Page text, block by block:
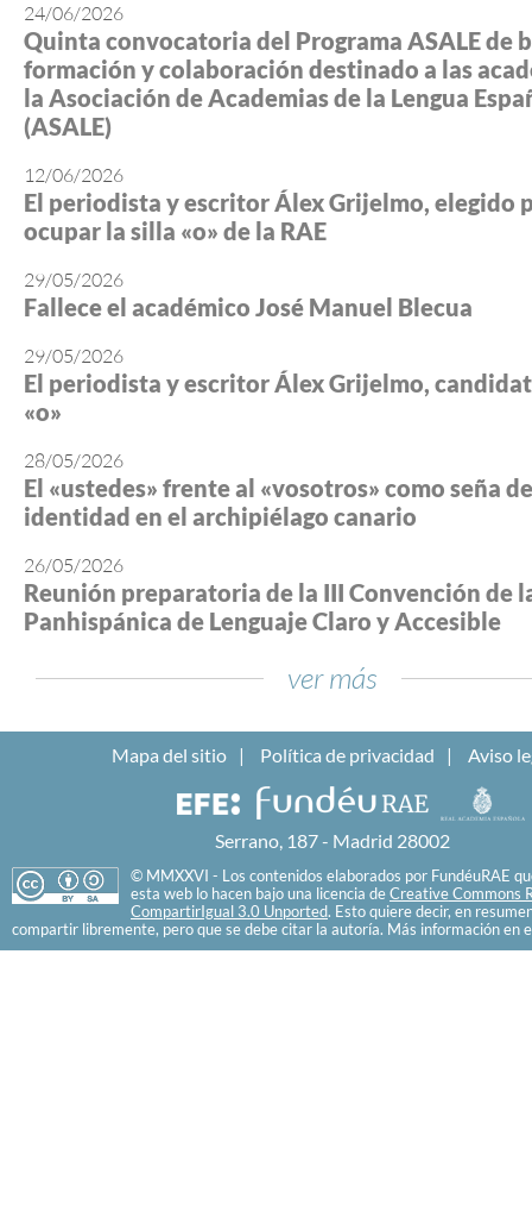
24/06/2026
Quinta convocatoria del Programa ASALE de
formación y colaboración destinado a las
la Asociación de Academias de la Lengua
(ASALE)
12/06/2026
El periodista y escritor Álex Grijelmo, elegido
ocupar la silla «o» de la RAE
29/05/2026
Fallece el académico José Manuel Blecua
29/05/2026
El periodista y escritor Álex Grijelmo,
«o»
28/05/2026
El «ustedes» frente al «vosotros» como seña de
identidad en el archipiélago canario
26/05/2026
Reunión preparatoria de la III Convención de
Panhispánica de Lenguaje Claro y Accesible
ver más
Mapa del sitio Política de privacidad Aviso
Serrano, 187 - Madrid 28002
© MMXXVI - Los contenidos elaborados por FundéuRAE
esta web lo hacen bajo una licencia de Creative Commons
CompartirIgual 3.0 Unported. Esto quiere decir, en
compartir libremente, pero que se debe citar la autoría. Más información en